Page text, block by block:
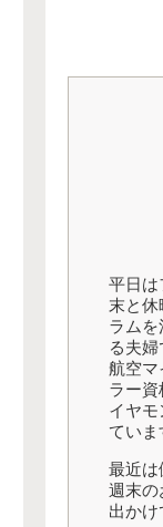
平日は
末と
ラム
る夫
航空マ
ラー
イヤモ
ていま
最近は
週末の
出かけ